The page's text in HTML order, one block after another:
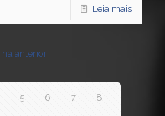
Leia mais
anterior
5 6 7 8